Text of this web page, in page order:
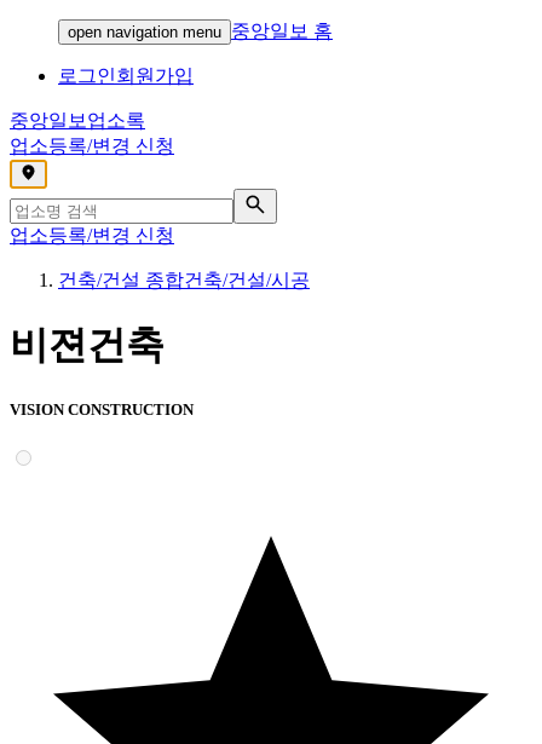
open navigation menu 중앙일보 홈
로그인회원가입
중앙일보 업소록
업소등록/변경 신청
,
업소등록/변경 신청
건축/건설 종합건축/건설/시공
비젼건축
VISION CONSTRUCTION